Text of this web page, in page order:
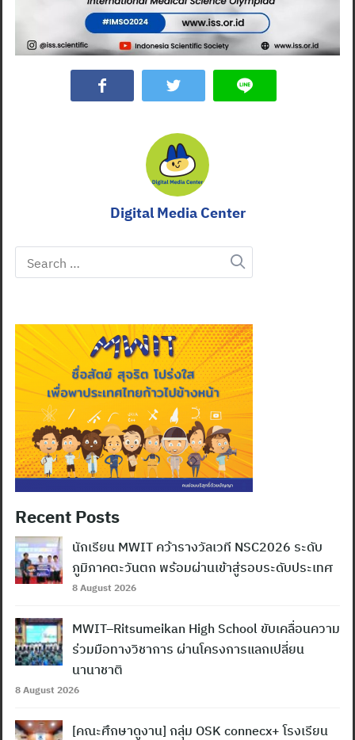
Search
Digital Media Center
Search
for:
Recent Posts
นักเรียน MWIT คว้ารางวัลเวที NSC2026 ระดับ
ภูมิภาคตะวันตก พร้อมผ่านเข้าสู่รอบระดับประเทศ
8 August 2026
MWIT–Ritsumeikan High School ขับเคลื่อนความ
ร่วมมือทางวิชาการ ผ่านโครงการแลกเปลี่ยน
นานาชาติ
8 August 2026
[คณะศึกษาดูงาน] กลุ่ม OSK connecx+ โรงเรียน